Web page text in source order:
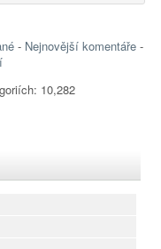
- Nejnovější komentáře-
10,282